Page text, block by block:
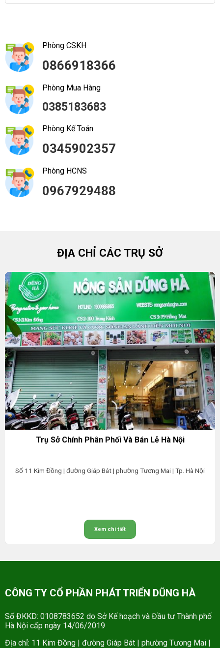
Phòng CSKH
0866918366
Phòng Mua Hàng
0385183683
Phòng Kế Toán
0345902357
Phòng HCNS
0967929488
ĐỊA CHỈ CÁC TRỤ SỞ
Trụ Sở Chính Phân Phối Và Bán Lẻ Hà Nội
Số 11 Kim Đồng | đường Giáp Bát | phường Tương Mai | Tp. Hà Nội
Xem chi tiết
CÔNG TY CỔ PHẦN PHÁT TRIỂN DŨNG HÀ
Số ĐKKD: 0108783652 do Sở Kế hoạch và Đầu tư Thành phố
Hà Nội cấp ngày 14/06/2019
Địa chỉ: 11 Kim Đồng | đường Giáp Bát | phường Tương Mai |